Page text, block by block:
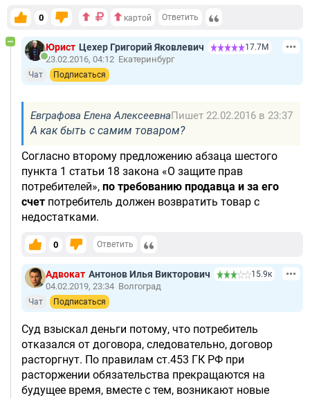
0 картой Ответить
Юрист Цехер Григорий Яковлевич 17.7М
23.02.2016, 04:12 Екатеринбург
Чат Подписаться
Евграфова Елена АлексеевнаПишет 22.02.2016 в 23:37
А как быть с самим товаром?
Согласно второму предложению абзаца шестого
пункта 1 статьи 18 закона «О защите прав
потребителей», по требованию продавца и за его
счет потребитель должен возвратить товар с
недостатками.
0 Ответить
Адвокат Антонов Илья Викторович 15.9к
04.02.2019, 23:34 Волгоград
Чат Подписаться
Суд взыскал деньги потому, что потребитель
отказался от договора, следовательно, договор
расторгнут. По правилам ст.453 ГК РФ при
расторжении обязательства прекращаются на
будущее время, вместе с тем, возникают новые